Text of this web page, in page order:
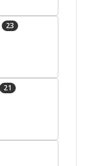
23
21